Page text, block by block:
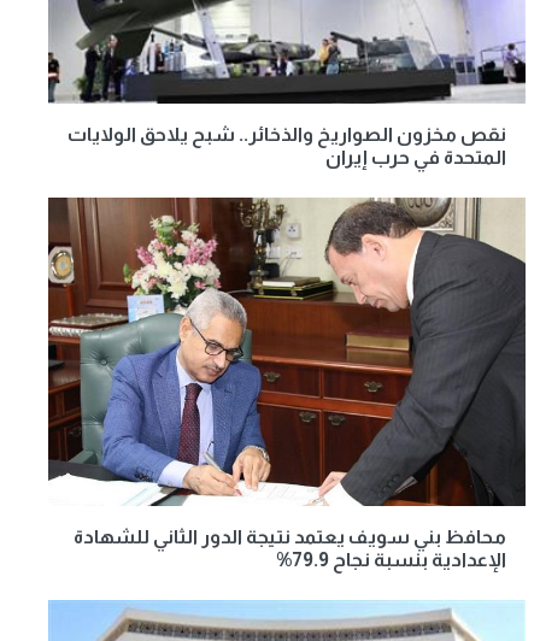
نقص مخزون الصواريخ والذخائر.. شبح يلاحق الولايات
المتحدة في حرب إيران
محافظ بني سويف يعتمد نتيجة الدور الثاني للشهادة
الإعدادية بنسبة نجاح 79.9%